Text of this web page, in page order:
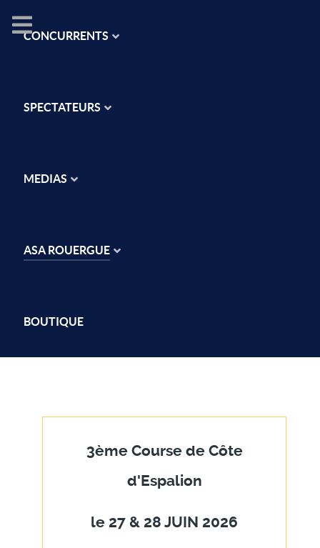
CONCURRENTS
SPECTATEURS
MEDIAS
ASA ROUERGUE
BOUTIQUE
3ème Course de Côte
d'Espalion
le 27 & 28 JUIN 2026